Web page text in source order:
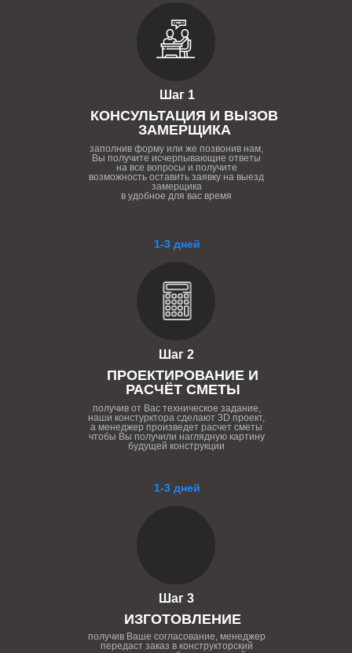
1-3 дней
Шаг 3
ИЗГОТОВЛЕНИЕ
получив Ваше согласование, менеджер
передаст заказ в конструкторский
1-3 дней
Шаг 2
ПРОЕКТИРОВАНИЕ И
РАСЧЁТ СМЕТЫ
получив от Вас техническое задание,
наши констурктора сделают 3D проект,
а менеджер произведет расчет сметы
чтобы Вы получили наглядную картину
будущей конструкции
Шаг 1
КОНСУЛЬТАЦИЯ И ВЫЗОВ
ЗАМЕРЩИКА
заполнив форму или же позвонив нам,
Вы получите исчерпывающие ответы
на все вопросы и получите
возможность оставить заявку на выезд
замерщика
в удобное для вас время